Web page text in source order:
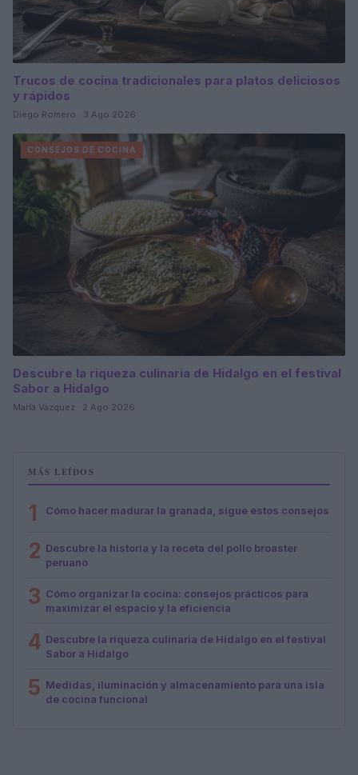
Trucos de cocina tradicionales para platos deliciosos
y rápidos
Diego Romero · 3 Ago 2026
CONSEJOS DE COCINA
Descubre la riqueza culinaria de Hidalgo en el festival
Sabor a Hidalgo
María Vázquez · 2 Ago 2026
MÁS LEÍDOS
1 Cómo hacer madurar la granada, sigue estos consejos
2 Descubre la historia y la receta del pollo broaster
peruano
3 Cómo organizar la cocina: consejos prácticos para
maximizar el espacio y la eficiencia
4 Descubre la riqueza culinaria de Hidalgo en el festival
Sabor a Hidalgo
5 Medidas, iluminación y almacenamiento para una isla
de cocina funcional